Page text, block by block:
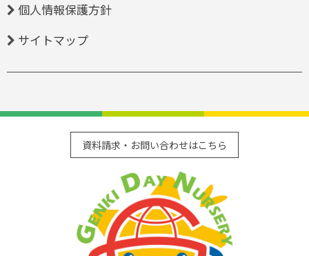
個人情報保護方針
サイトマップ
資料請求・お問い合わせはこちら